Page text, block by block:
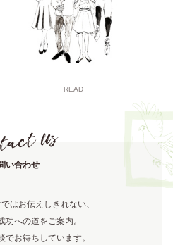
READ
い合わせ
はお伝えしきれない、
功への道をご案内。
でお待ちしています。